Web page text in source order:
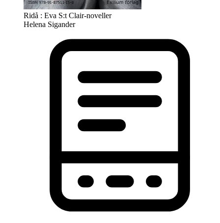
Ridå : Eva S:t Clair-noveller
Helena Sigander